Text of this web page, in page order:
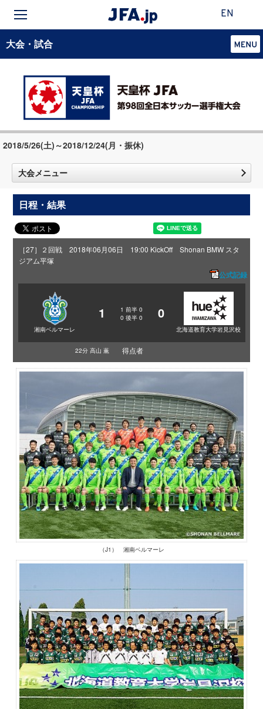
EN
大会・試合
2018/5/26(土)～2018/12/24(月・振休)
大会メニュー
日程・結果
［27］２回戦 2018年06月06日 19:00 KickOff Shonan BMW スタ
ジアム平塚
公式記録
湘南ベルマーレ
1 1 前半 0
0 後半 0 0
北海道教育大学岩見沢校
22分 高山 薫 得点者
（J1） 湘南ベルマーレ